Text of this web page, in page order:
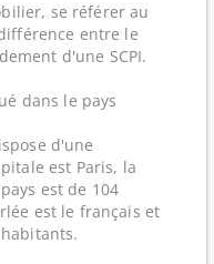
se référer au
entre le
d'une SCPI.
dans le pays
d'une
est Paris, la
est de 104
est le français et